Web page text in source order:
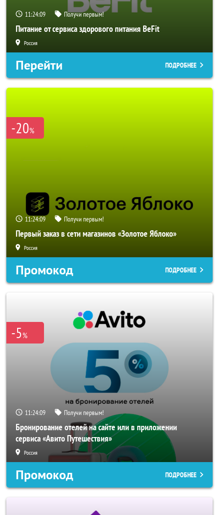
11:24:06 Получи первым!
Питание от сервиса здорового питания BeFit
Россия
Перейти ПОДРОБНЕЕ
-20%
11:24:06 Получи первым!
Первый заказ в сети магазинов «Золотое Яблоко»
Россия
Промокод ПОДРОБНЕЕ
-5%
11:24:06 Получи первым!
Бронирование отелей на сайте или в приложении
сервиса «Авито Путешествия»
Россия
Промокод ПОДРОБНЕЕ